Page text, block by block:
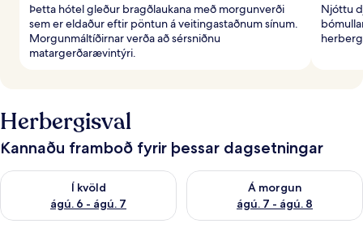
Þetta hótel gleður bragðlaukana með morgunverði
sem er eldaður eftir pöntun á veitingastaðnum sínum.
Morgunmáltíðirnar verða að sérsniðnu
matargerðarævintýri.
Njóttu
Herbergisval
Kannaðu framboð fyrir þessar dagsetningar
Í kvöld
ágú. 6 - ágú. 7
Athuga framboð í kvöld ágú. 6 - ágú. 7
Á morgun
ágú. 7 - ágú. 8
Athuga framboð á morgun